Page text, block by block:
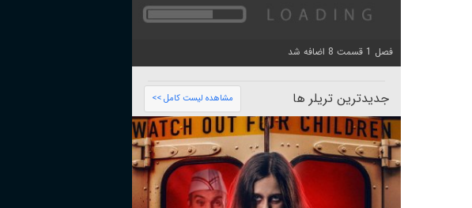
فصل 1 قسمت 8 اضافه شد
جدیدترین تریلر ها مشاهده لیست کامل >>